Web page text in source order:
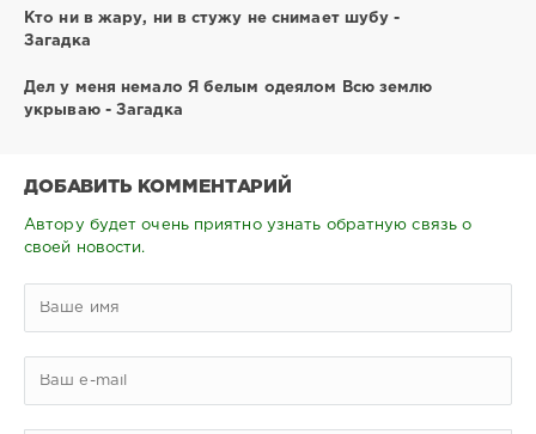
Кто ни в жару, ни в стужу не снимает шубу -
Загадка
Дел у меня немало Я белым одеялом Всю землю
укрываю - Загадка
ДОБАВИТЬ КОММЕНТАРИЙ
Автору будет очень приятно узнать обратную связь о
своей новости.